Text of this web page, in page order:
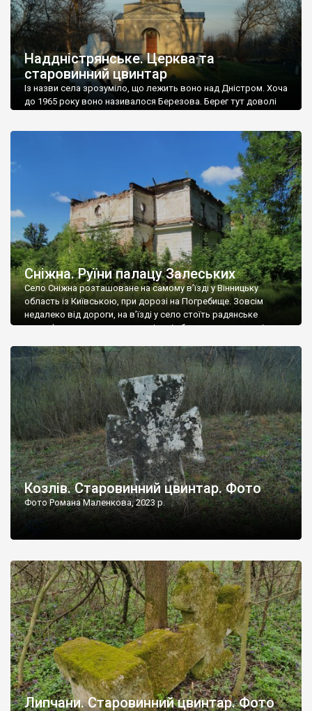
Наддністрянське. Церква та
старовинний цвинтар
Із назви села зрозуміло, що лежить воно над Дністром. Хоча
до 1965 року воно називалося Березова. Берег тут доволі
Наддністрянське відрізняється від більшості навколишніх
сіл. У селі є мурована Михайлівська церква. Точної дати […]
Сніжна. Руїни палацу Залеських
Село Сніжна розташоване на самому в’їзді у Вінницьку
область із Київською, при дорозі на Погребище. Зовсім
недалеко від дороги, на в’їзді у село стоїть радянське
рельєфне пано, яке показує жінку і яблуню, а трохи далі, десь
не видно, але видно дві стареньких колії у траві – […]
Козлів. Старовинний цвинтар. Фото
Фото Романа Маленкова, 2023 р.
Липчани. Старовинний цвинтар. Фото